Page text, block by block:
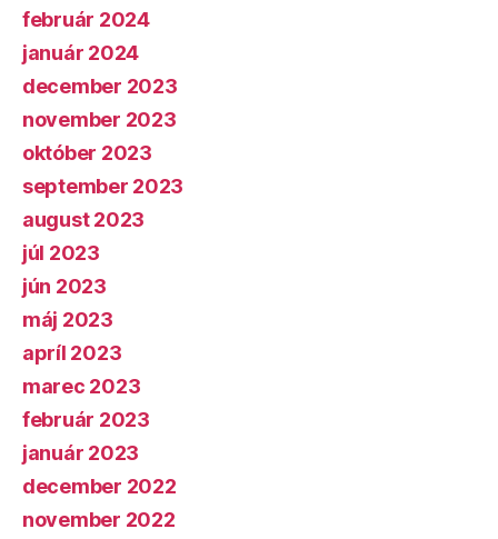
február 2024
január 2024
december 2023
november 2023
október 2023
september 2023
august 2023
júl 2023
jún 2023
máj 2023
apríl 2023
marec 2023
február 2023
január 2023
december 2022
november 2022